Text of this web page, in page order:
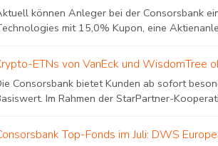
können Anleger bei der Consorsbank
mit 15,0% Kupon, eine
ETNs von VanEck und WisdomTree
Consorsbank bietet Kunden ab sofort
Im Rahmen der StarPartner-
Top-Fonds im Juli: DWS